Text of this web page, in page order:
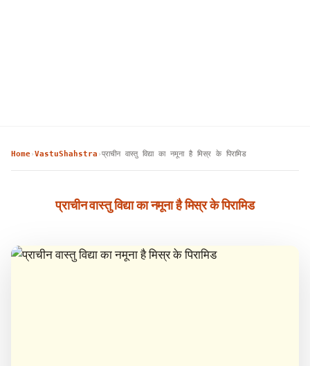
Home›VastuShahstra ›प्राचीन वास्तु विद्या का नमूना है मिस्र के पिरामिड
प्राचीन वास्तु विद्या का नमूना है मिस्र के पिरामिड